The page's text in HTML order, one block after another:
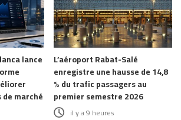
lance
de marché
L’aéroport Rabat-Salé
enregistre une hausse de 14,8
% du trafic passagers au
premier semestre 2026
il y a 9 heures